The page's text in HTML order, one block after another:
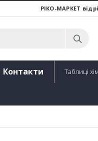
РІКО-МАРКЕТ
Контакти Таблиці